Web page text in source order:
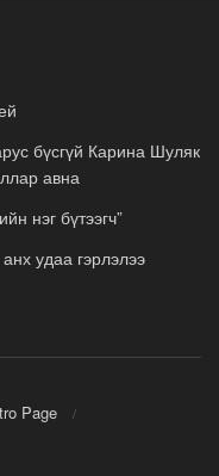
бүсгүй Карина Шуляк
авна
нэг бүтээгч”
удаа гэрлэлээ
Page